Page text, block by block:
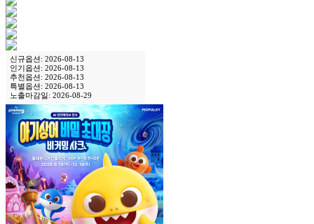
신규옵션: 2026-08-13
인기옵션: 2026-08-13
추천옵션: 2026-08-13
특별옵션: 2026-08-13
노출마감일: 2026-08-29